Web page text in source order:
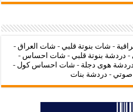
- شات بنوتة قلبي- شات العراق -
- دردشة بنوتة قلبي- شات احساس -
دردشة هوى دجلة - شات احساس كول -
- دردشة بنات